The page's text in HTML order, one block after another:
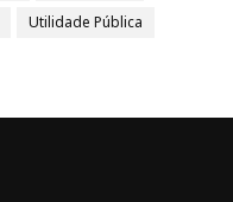
Utilidade Pública